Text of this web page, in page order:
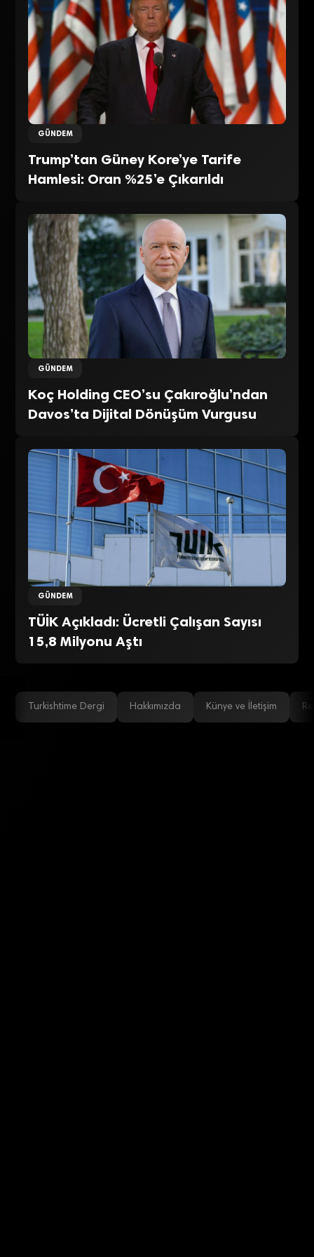
GÜNDEM
Trump’tan Güney Kore’ye Tarife
Hamlesi: Oran %25’e Çıkarıldı
GÜNDEM
Koç Holding CEO’su Çakıroğlu’ndan
Davos’ta Dijital Dönüşüm Vurgusu
GÜNDEM
TÜİK Açıkladı: Ücretli Çalışan Sayısı
15,8 Milyonu Aştı
Turkishtime Dergi Hakkımızda Künye ve İletişim